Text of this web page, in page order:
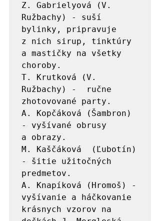
Z. Gabrielyová (V.
Ružbachy) - suší
bylinky, pripravuje
z nich sirup, tinktúry
a mastičky na všetky
choroby.
T. Krutková (V.
Ružbachy) -  ručne
zhotovované party.
A. Kopčáková (Šambron)
- vyšívané obrusy
a obrazy.
M. Kaščáková  (Ľubotín)
- šitie užitočných
predmetov.
A. Knapíková (Hromoš) -
vyšívanie a háčkovanie
krásnych vzorov na